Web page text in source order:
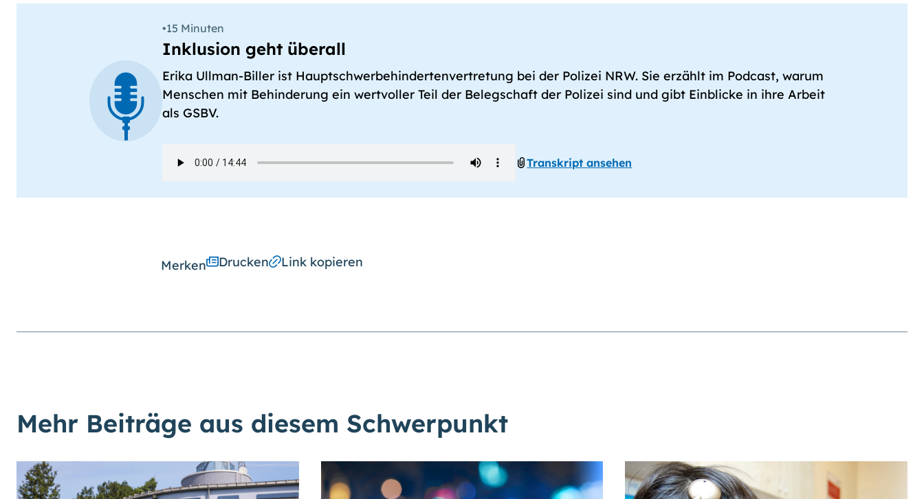
Gebärdensprache (DGS)
Animationen
an
aus
Schriftgröße
hoch
•15 Minuten
Inklusion geht überall
Erika Ullman-Biller ist Hauptschwerbehindertenvertretung bei der Polizei NRW. Sie erzählt im Podcast, warum
Menschen mit Behinderung ein wertvoller Teil der Belegschaft der Polizei sind und gibt Einblicke in ihre Arbeit
als GSBV.
Transkript ansehen
Merken Drucken Link kopieren
Mehr Beiträge aus diesem Schwerpunkt